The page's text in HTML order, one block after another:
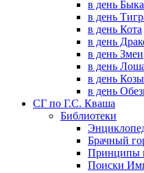
в день Быка
в день
в день Кота
в день
в день Змеи
в день
в день Козы
в день
СГ по Г.С. Кваша
Библиотеки
Брачный
Принципы
Поиски